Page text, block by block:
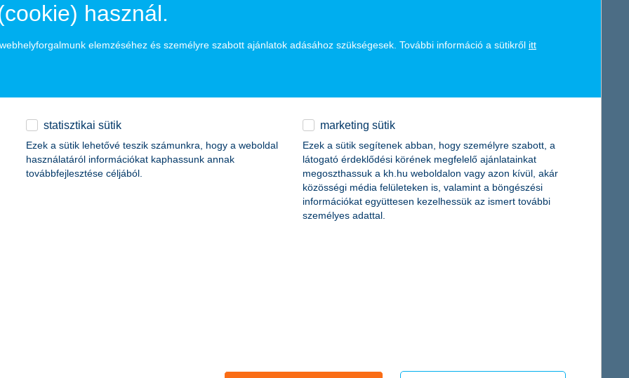
használ.
elemzéséhez és személyre szabott ajánlatok adásához szükségesek. További információ a sütikről itt
statisztikai sütik
Ezek a sütik lehetővé teszik számunkra, hogy a weboldal
használatáról információkat kaphassunk annak
továbbfejlesztése céljából.
marketing sütik
Ezek a sütik segítenek abban, hogy személyre szabott, a
látogató érdeklődési körének megfelelő ajánlatainkat
megoszthassuk a kh.hu weboldalon vagy azon kívül, akár
közösségi média felületeken is, valamint a böngészési
információkat együttesen kezelhessük az ismert további
személyes adattal.